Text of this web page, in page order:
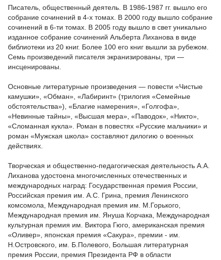
Писатель, общественный деятель. В 1986-1987 гг. вышло его
собрание сочинений в 4-х томах. В 2000 году вышло собрание
сочинений в 6-ти томах. В 2005 году вышло в свет уникально
изданное собрание сочинений Альберта Лиханова в виде
библиотеки из 20 книг. Более 100 его книг вышли за рубежом.
Семь произведений писателя экранизированы, три —
инсценированы.
Основные литературные произведения — повести «Чистые
камушки», «Обман», «Лабиринт» (трилогия «Семейные
обстоятельства»), «Благие намерения», «Голгофа»,
«Невинные тайны», «Высшая мера», «Паводок», «Никто»,
«Сломанная кукла». Роман в повестях «Русские мальчики» и
роман «Мужская школа» составляют дилогию о военных
действиях.
Творческая и общественно-педагогическая деятельность А.А.
Лиханова удостоена многочисленных отечественных и
международных наград: Государственная премия России,
Российская премия им. А.С. Грина, премия Ленинского
комсомола, Международная премия им. М.Горького,
Международная премия им. Януша Корчака, Международная
культурная премия им. Виктора Гюго, американская премия
«Оливер», японская премия «Сакура», премии - им.
Н.Островского, им. Б.Полевого, Большая литературная
премия России, премия Президента РФ в области